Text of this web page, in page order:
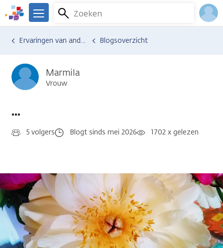
Overslaan
en
naar
gaan
We
er
je.
Kanker.nl
Zoeken
Menu
Ervaringen van anderen Blogsoverzicht
Marmila
Vrouw
...
5 volgers Blogt sinds mei 2026 1702 x gelezen